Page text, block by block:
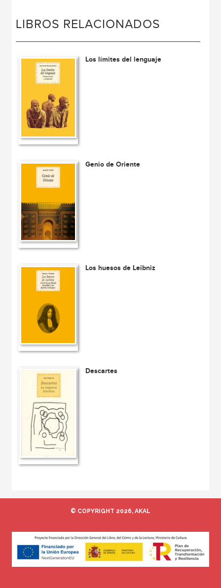
LIBROS RELACIONADOS
Los límites del lenguaje
Genio de Oriente
Los huesos de Leibniz
Descartes
© COPYRIGHT 2026, AKAL